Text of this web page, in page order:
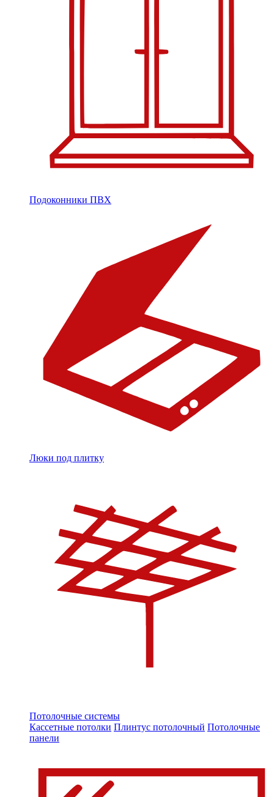
Подоконники ПВХ
Люки под плитку
Потолочные системы
Кассетные потолки Плинтус потолочный Потолочные
панели